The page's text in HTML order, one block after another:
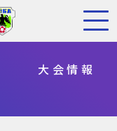
大会情報